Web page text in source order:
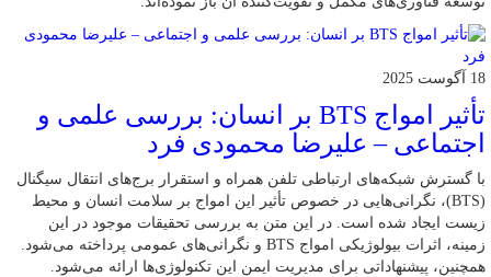
18 آگوست 2025
تأثیر امواج BTS بر انسان: بررسی علمی و
اجتماعی – علیرضا محمودی فرد
با گسترش شبکه‌های ارتباطی تلفن همراه و استقرار برج‌های انتقال سیگنال
(BTS)، نگرانی‌هایی در خصوص تأثیر این امواج بر سلامت انسان و محیط
زیست ایجاد شده است. در این متن به بررسی تحقیقات موجود در این
زمینه، اثرات بیولوژیکی امواج BTS و نگرانی‌های عمومی پرداخته می‌شود.
همچنین، پیشنهاداتی برای مدیریت ایمن این تکنولوژی‌ها ارائه می‌شود.